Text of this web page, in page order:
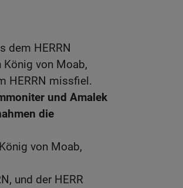
dem HERRN
König von Moab,
HERRN missfiel.
und Amalek
die
von Moab,
und der HERR